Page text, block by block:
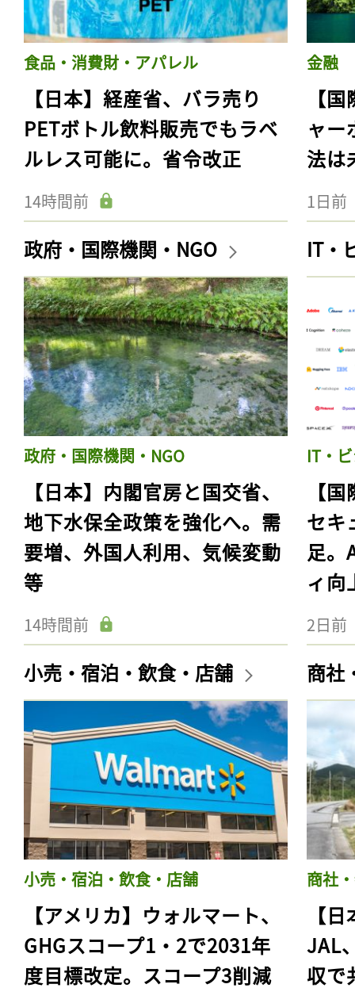
食品・消費財・アパレル
【日本】経産省、バラ売り
PETボトル飲料販売でもラベ
ルレス可能に。省令改正
14時間前
金融
【
ャー
法は
1日前
政府・国際機関・NGO
政府・国際機関・NGO
【日本】内閣官房と国交省、
地下水保全政策を強化へ。需
要増、外国人利用、気候変動
等
14時間前
IT・
IT・
【
セキ
足。
ィ向
2日前
小売・宿泊・飲食・店舗
小売・宿泊・飲食・店舗
【アメリカ】ウォルマート、
GHGスコープ1・2で2031年
度目標改定。スコープ3削減
商社
商社
【
JAL
収で